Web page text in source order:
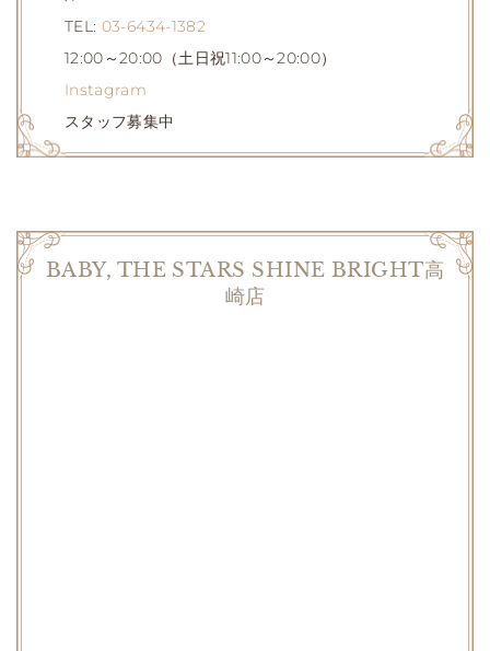
TEL: 03-6434-1382
12:00～20:00（土日祝11:00～20:00）
Instagram
スタッフ募集中
BABY, THE STARS SHINE BRIGHT高
崎店